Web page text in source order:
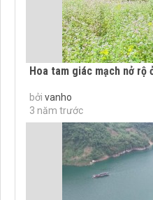
Hoa tam giác mạch nở rộ
bởi vanho
3 năm trước